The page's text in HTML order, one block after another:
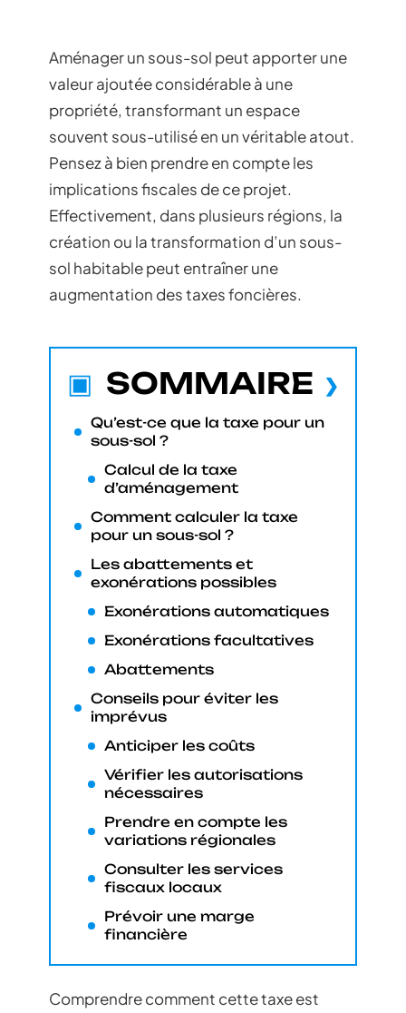
Aménager un sous-sol peut apporter une
valeur ajoutée considérable à une
propriété, transformant un espace
souvent sous-utilisé en un véritable atout.
Pensez à bien prendre en compte les
implications fiscales de ce projet.
Effectivement, dans plusieurs régions, la
création ou la transformation d’un sous-
sol habitable peut entraîner une
augmentation des taxes foncières.
SOMMAIRE
Qu’est-ce que la taxe pour un
sous-sol ?
Calcul de la taxe
d’aménagement
Comment calculer la taxe
pour un sous-sol ?
Les abattements et
exonérations possibles
Exonérations automatiques
Exonérations facultatives
Abattements
Conseils pour éviter les
imprévus
Anticiper les coûts
Vérifier les autorisations
nécessaires
Prendre en compte les
variations régionales
Consulter les services
fiscaux locaux
Prévoir une marge
financière
Comprendre comment cette taxe est